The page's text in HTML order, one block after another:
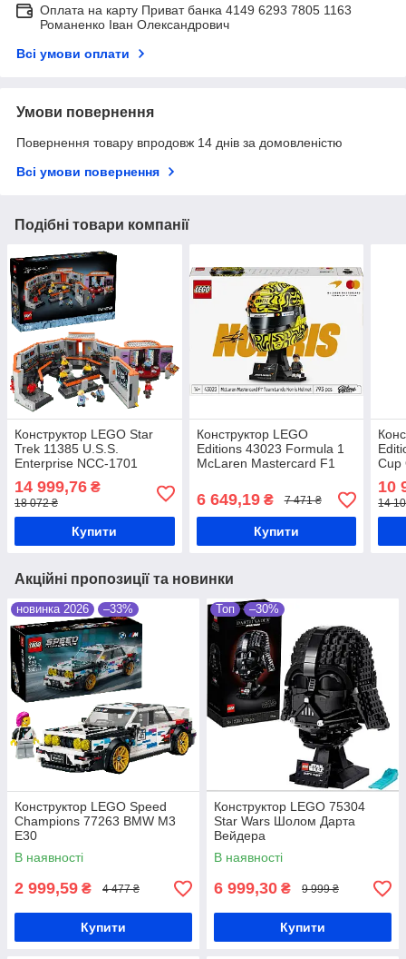
Оплата на карту Приват банка 4149 6293 7805 1163
Романенко Іван Олександрович
Всі умови оплати
Умови повернення
Повернення товару впродовж 14 днів за домовленістю
Всі умови повернення
Подібні товари компанії
Конструктор LEGO Star
Trek 11385 U.S.S.
Enterprise NCC-1701
Bridge
14 999,76 ₴
18 072 ₴
Купити
Конструктор LEGO
Editions 43023 Formula 1
McLaren Mastercard F1
6 649,19₴ 7 471 ₴
Купити
Cup
FIFA
10
14
Акційні пропозиції та новинки
новинка 2026 –33%
Конструктор LEGO Speed
Champions 77263 BMW M3
E30
В наявності
2 999,59 ₴ 4 477 ₴
Купити
Топ –30%
Конструктор LEGO 75304
Star Wars Шолом Дарта
Вейдера
В наявності
6 999,30 ₴ 9 999 ₴
Купити